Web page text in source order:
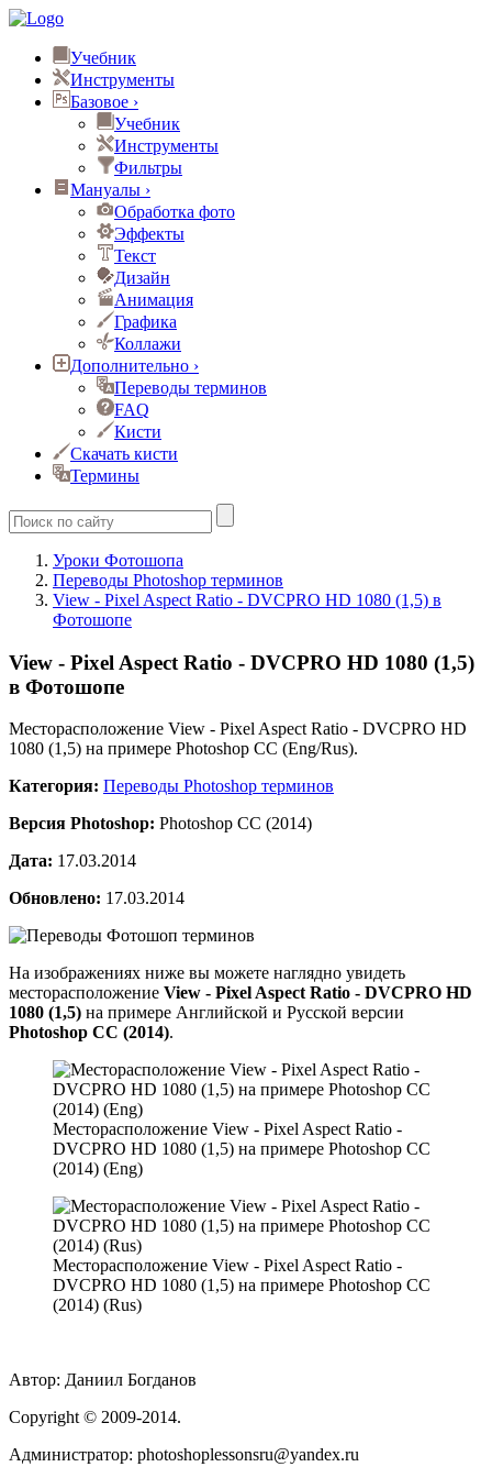
Учебник
Инструменты
Базовое ›
Учебник
Инструменты
Фильтры
Мануалы ›
Обработка фото
Эффекты
Текст
Дизайн
Анимация
Графика
Коллажи
Дополнительно ›
Переводы терминов
FAQ
Кисти
Скачать кисти
Термины
Уроки Фотошопа
Переводы Photoshop терминов
View - Pixel Aspect Ratio - DVCPRO HD 1080 (1,5) в
Фотошопе
View - Pixel Aspect Ratio - DVCPRO HD 1080 (1,5)
в Фотошопе
Месторасположение View - Pixel Aspect Ratio - DVCPRO HD
1080 (1,5) на примере Photoshop CC (Eng/Rus).
Категория: Переводы Photoshop терминов
Версия Photoshop: Photoshop CC (2014)
Дата: 17.03.2014
Обновлено: 17.03.2014
На изображениях ниже вы можете наглядно увидеть
месторасположение View - Pixel Aspect Ratio - DVCPRO HD
1080 (1,5) на примере Английской и Русской версии
Photoshop CC (2014).
Месторасположение View - Pixel Aspect Ratio -
DVCPRO HD 1080 (1,5) на примере Photoshop CC
(2014) (Eng)
Месторасположение View - Pixel Aspect Ratio -
DVCPRO HD 1080 (1,5) на примере Photoshop CC
(2014) (Rus)
Автор: Даниил Богданов
Сopyright© 2009-2014.
Администратор: photoshoplessonsru@yandex.ru